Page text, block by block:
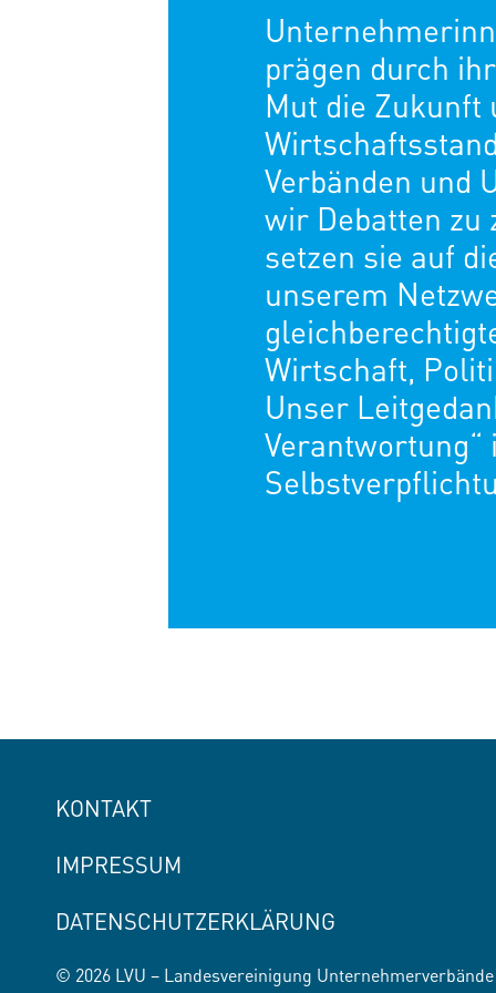
prägen durch
Mut die Zukunft
Verbänden und
wir Debatten zu
setzen sie auf
unserem
Wirtschaft,
Unser
Verantwortung“
KONTAKT
IMPRESSUM
DATENSCHUTZERKLÄRUNG
© 2026 LVU – Landesvereinigung